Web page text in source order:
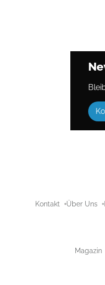
Kontakt Über Uns
Magazin